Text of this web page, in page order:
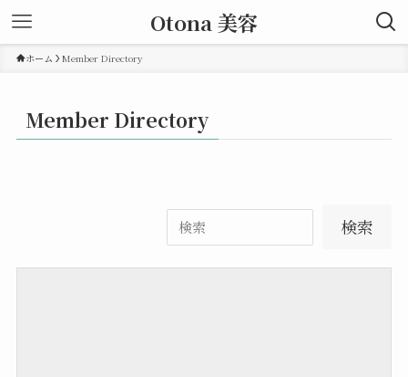
Otona 美容
ホーム Member Directory
Member Directory